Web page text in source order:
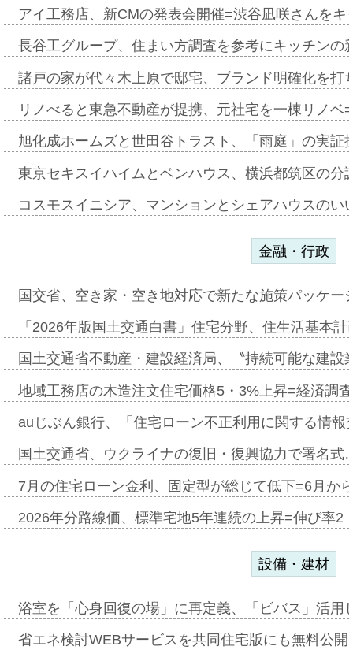
アイ工務店、新CMの発表会開催=渋谷凪咲さんを
長谷工グループ、住まい方調査を参考にキッチン
諸戸の家が代々木上原で邸宅、ブランド明確化を
リノべると東急不動産が提携、元社宅を一棟リノ
旭化成ホームズと世田谷トラスト、「雨庭」の実
東京セキスイハイムとベンハウス、横浜都筑区の
コスモスイニシア、マンションとシェアハウスの
金融・行政
国交省、空き家・空き地対応で新たな施策パッケ
「2026年版国土交通白書」住宅分野、住生活基本
国土交通省不動産・建設経済局、〝持続可能な建
地域工務店の木造注文住宅価格5・3%上昇=経済調
auじぶん銀行、「住宅ローン不正利用に関する情
国土交通省、ウクライナの復旧・復興協力で署名
7月の住宅ローン金利、固定型が総じて低下=6月か
2026年分路線価、標準宅地5年連続の上昇=伸び率
設備・建材
浴室を「心身回復の場」に再定義、「ビバス」活
省エネ検討WEBサービスを共同住宅版にも無料公